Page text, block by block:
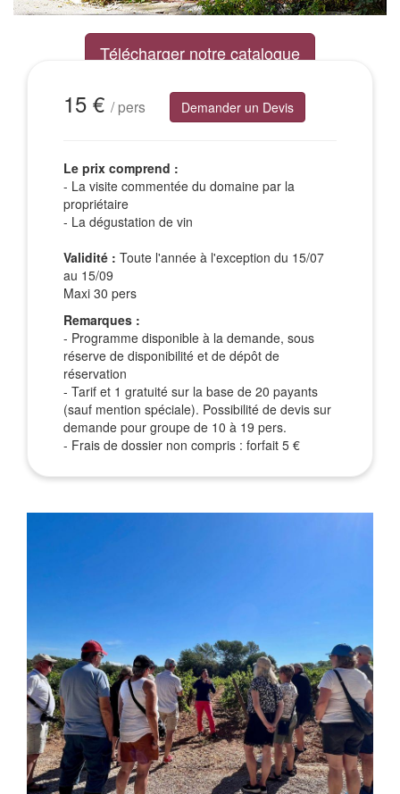
Télécharger notre catalogue
15 € / pers Demander un Devis
Le prix comprend :
- La visite commentée du domaine par la
propriétaire
- La dégustation de vin
Validité : Toute l'année à l'exception du 15/07
au 15/09
Maxi 30 pers
Remarques :
- Programme disponible à la demande, sous
réserve de disponibilité et de dépôt de
réservation
- Tarif et 1 gratuité sur la base de 20 payants
(sauf mention spéciale). Possibilité de devis sur
demande pour groupe de 10 à 19 pers.
- Frais de dossier non compris : forfait 5 €